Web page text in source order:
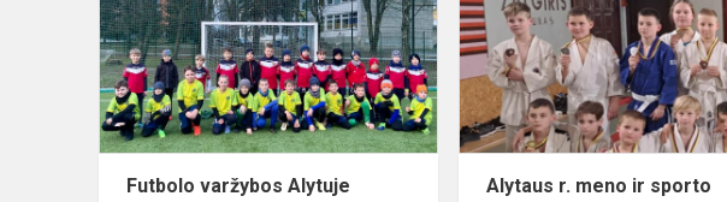
Futbolo varžybos Alytuje
Alytaus r. meno ir sporto